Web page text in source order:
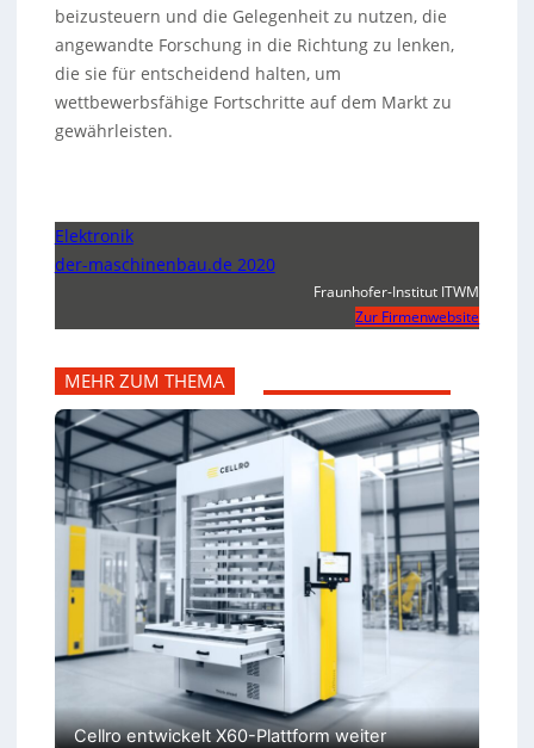
beizusteuern und die Gelegenheit zu nutzen, die
angewandte Forschung in die Richtung zu lenken,
die sie für entscheidend halten, um
wettbewerbsfähige Fortschritte auf dem Markt zu
gewährleisten.
Elektronik
der-maschinenbau.de 2020
Fraunhofer-Institut ITWM
Zur Firmenwebsite
MEHR ZUM THEMA
Cellro entwickelt X60-Plattform weiter